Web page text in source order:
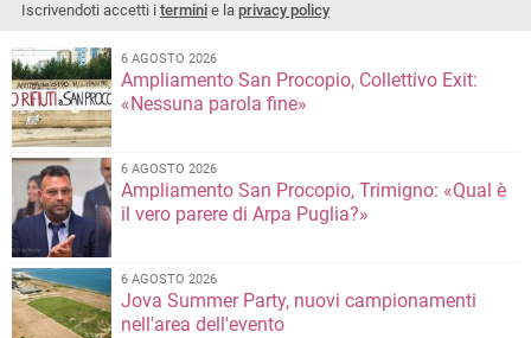
Iscrivendoti accetti i termini e la privacy policy
6 AGOSTO 2026
Ampliamento San Procopio, Collettivo Exit:
«Nessuna parola fine»
6 AGOSTO 2026
Ampliamento San Procopio, Trimigno: «Qual è
il vero parere di Arpa Puglia?»
6 AGOSTO 2026
Jova Summer Party, nuovi campionamenti
nell'area dell'evento